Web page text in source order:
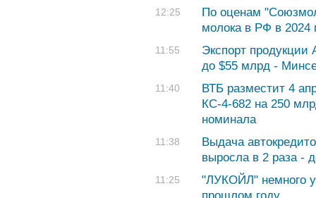
12:25
По оценам
молока в РФ в 2024
11:55
Экспорт продукции
до $55 млрд -
11:40
ВТБ разместит 4
КС-4-682 на 250
номинала
11:38
Выдача
выросла в 2 раза -
11:25
"ЛУКОЙЛ" немного